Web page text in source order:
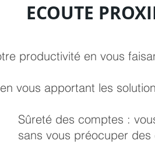
ECOUTE
productivité en vous
vous apportant les
Sûreté des comptes :
sans vous préocuper